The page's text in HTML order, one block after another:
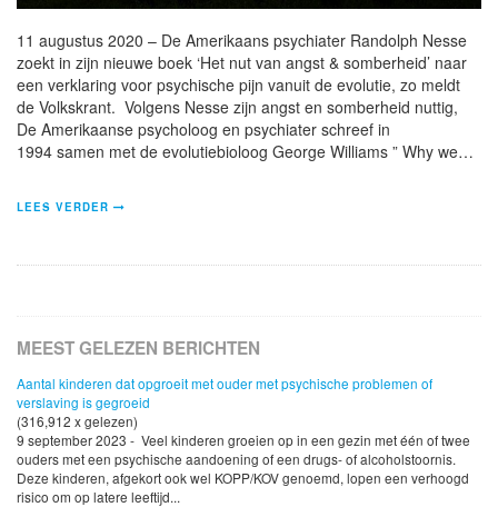
11 augustus 2020 – De Amerikaans psychiater Randolph Nesse
zoekt in zijn nieuwe boek ‘Het nut van angst & somberheid’ naar
een verklaring voor psychische pijn vanuit de evolutie, zo meldt
de Volkskrant. Volgens Nesse zijn angst en somberheid nuttig,
De Amerikaanse psycholoog en psychiater schreef in
1994 samen met de evolutiebioloog George Williams ” Why we…
LEES VERDER
MEEST GELEZEN BERICHTEN
Aantal kinderen dat opgroeit met ouder met psychische problemen of
verslaving is gegroeid
(316,912 x gelezen)
9 september 2023 - Veel kinderen groeien op in een gezin met één of twee
ouders met een psychische aandoening of een drugs- of alcoholstoornis.
Deze kinderen, afgekort ook wel KOPP/KOV genoemd, lopen een verhoogd
risico om op latere leeftijd...